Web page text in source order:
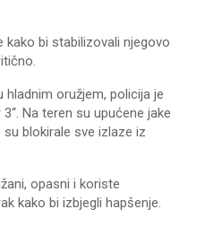
kako bi stabilizovali njegovo
oružjem, policija je
Na teren su upućene jake
blokirale sve izlaze iz
opasni i koriste
kako bi izbjegli hapšenje.